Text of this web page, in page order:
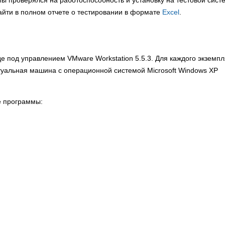
в полном отчете о тестировании в формате Excel
под управлением VMware Workstation 5.5.3. Для каждого
машина с операционной системой Microsoft Windows XP
программы: